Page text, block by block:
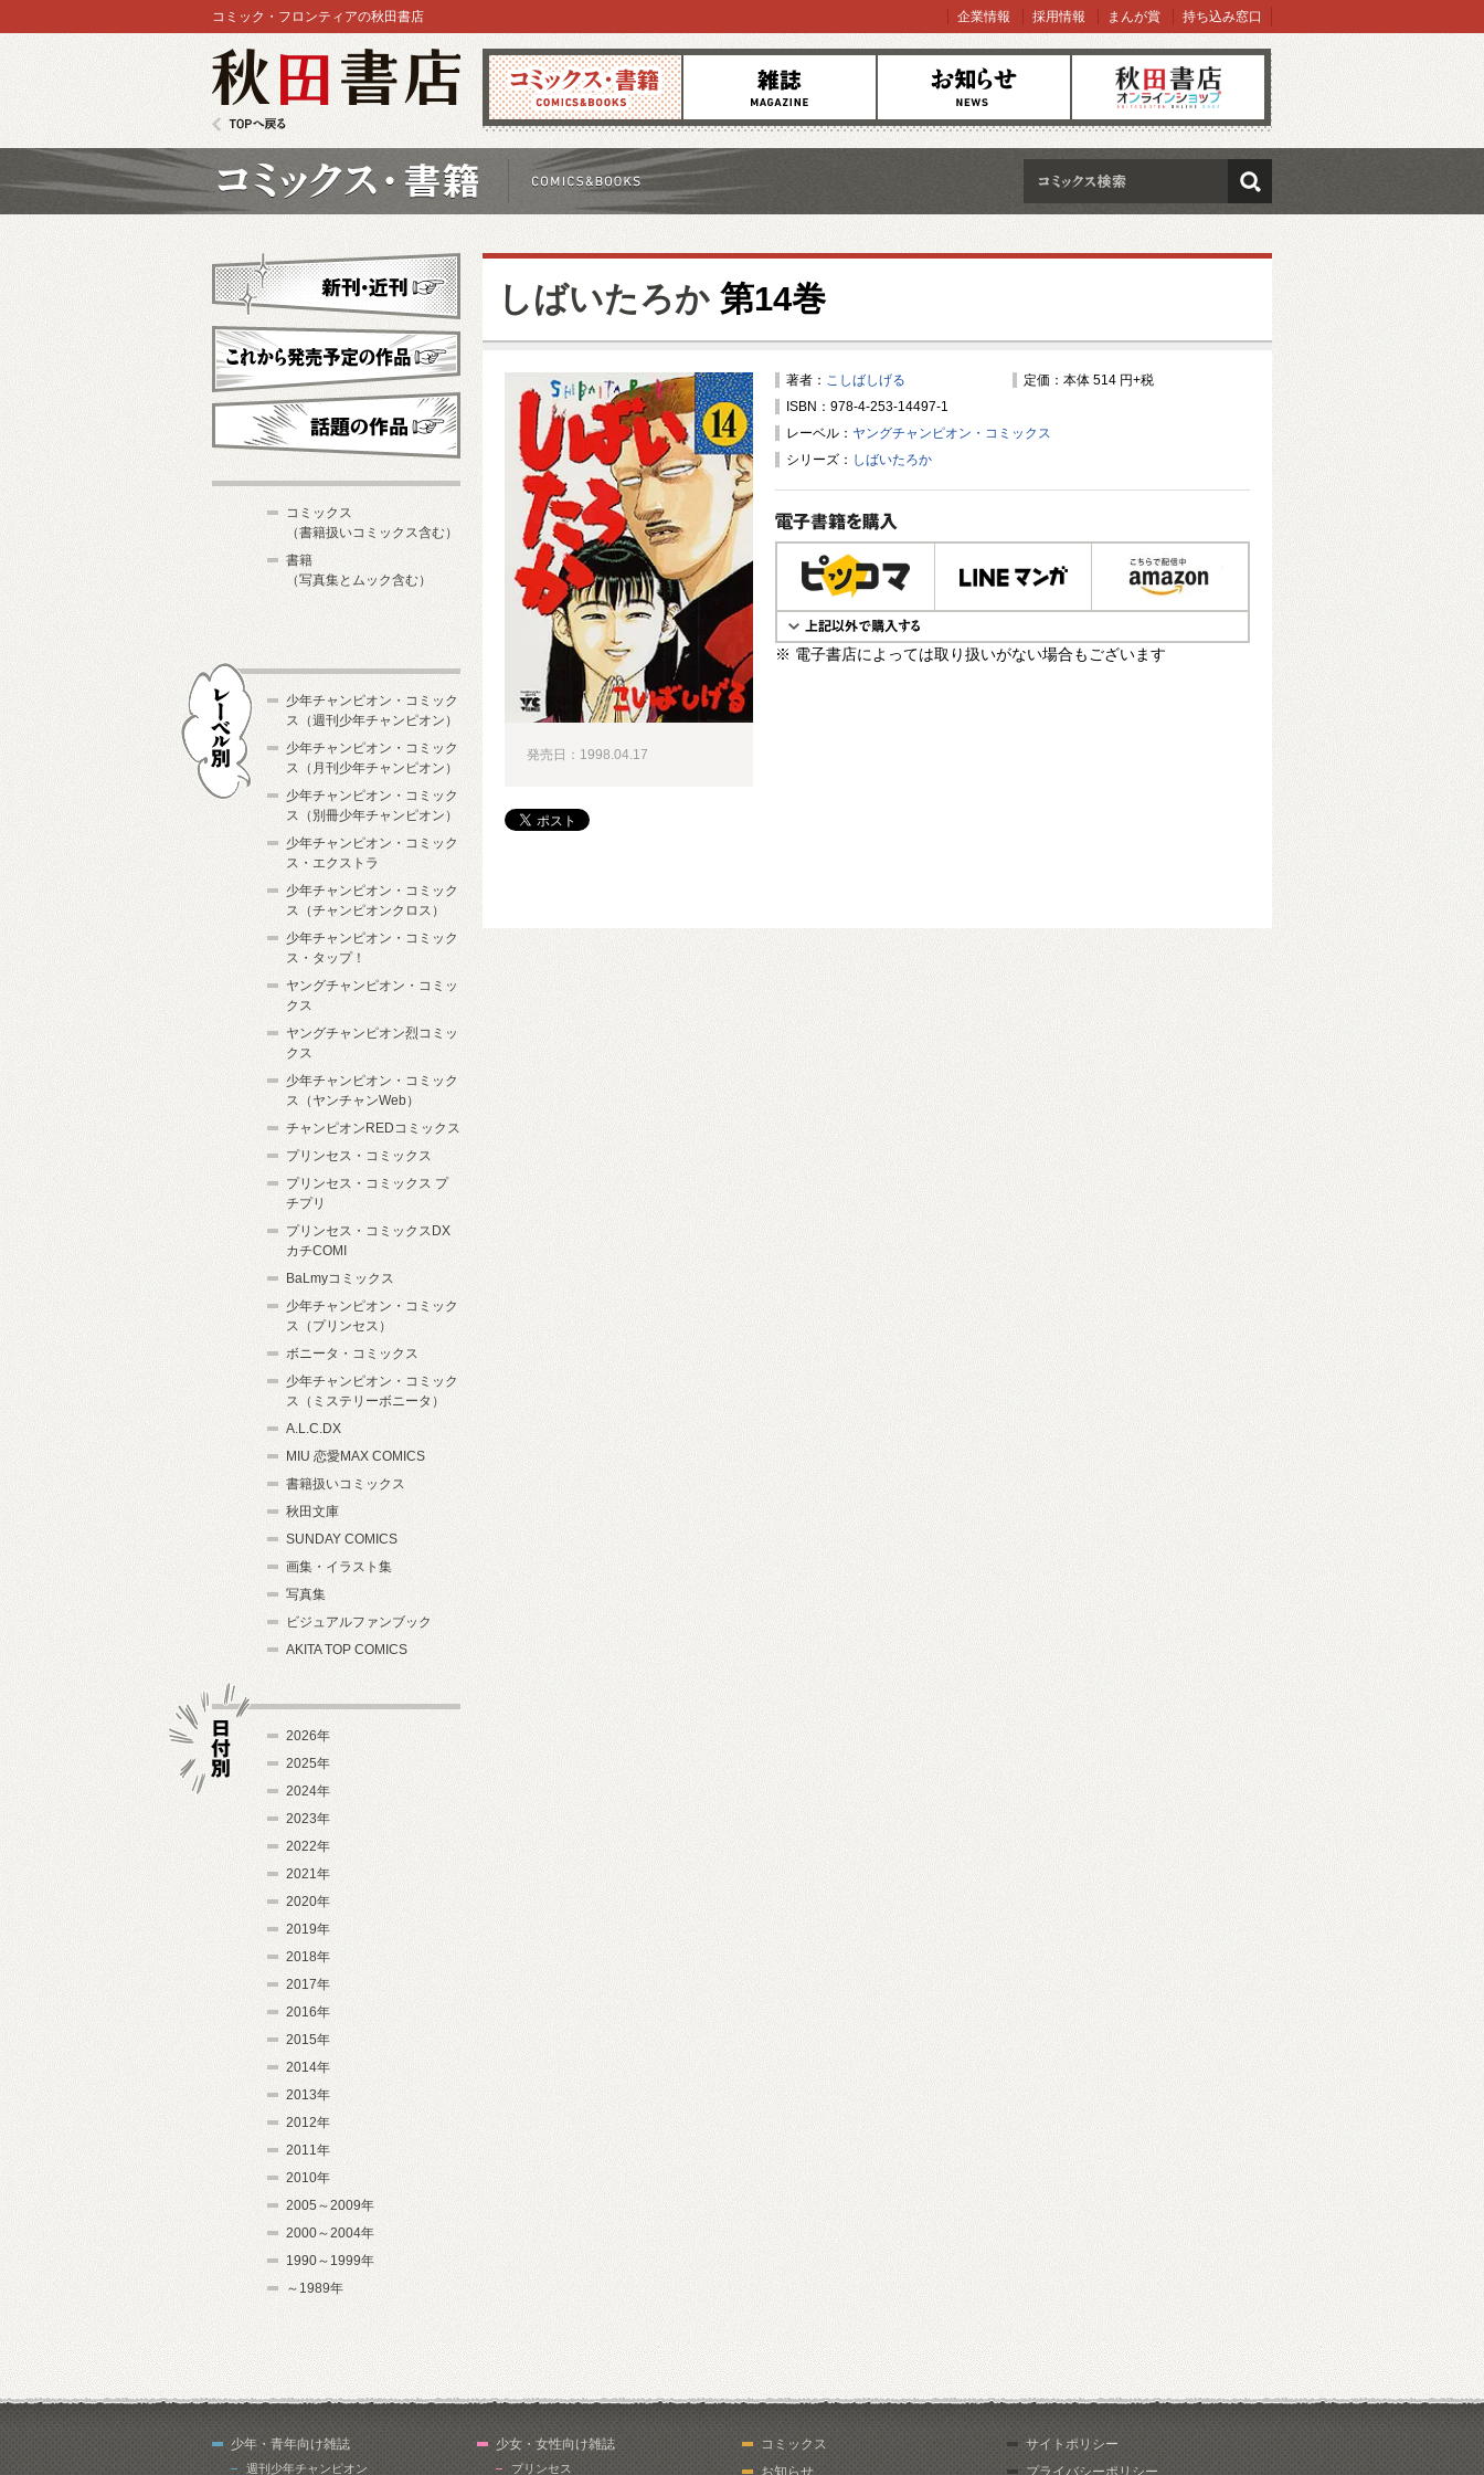
コミックス 雑誌 お知らせ オンラインショップ
コミック・フロンティアの秋田書店 企業情報 採用情報 まんが賞 持ち込み窓口
検索
しばいたろか 第14巻
著者： こしばしげる
定価：本体 514 円+税
ISBN：978-4-253-14497-1
レーベル： ヤングチャンピオン・コミックス
シリーズ： しばいたろか
電子書籍で購入
※ 電子書店によっては取り扱いがない場合もございます
発売日：1998.04.17
新刊・近刊
これから発売予定
コミックス
（書籍扱いコミックス含む）
書籍
（写真集とムック含む）
少年チャンピオン・コミック
ス（週刊少年チャンピオン）
少年チャンピオン・コミック
ス（月刊少年チャンピオン）
少年チャンピオン・コミック
ス（別冊少年チャンピオン）
少年チャンピオン・コミック
ス・エクストラ
少年チャンピオン・コミック
ス（チャンピオンクロス）
少年チャンピオン・コミック
ス・タップ！
ヤングチャンピオン・コミッ
クス
ヤングチャンピオン烈コミッ
クス
少年チャンピオン・コミック
ス（ヤンチャンWeb）
チャンピオンREDコミックス
プリンセス・コミックス
プリンセス・コミックス プ
チプリ
プリンセス・コミックスDX
カチCOMI
BaLmyコミックス
少年チャンピオン・コミック
ス（プリンセス）
ボニータ・コミックス
少年チャンピオン・コミック
ス（ミステリーボニータ）
A.L.C.DX
MIU 恋愛MAX COMICS
書籍扱いコミックス
秋田文庫
SUNDAY COMICS
画集・イラスト集
写真集
ビジュアルファンブック
AKITA TOP COMICS
2026年
2025年
2024年
2023年
2022年
2021年
2020年
2019年
2018年
2017年
2016年
2015年
2014年
2013年
2012年
2011年
2010年
2005～2009年
2000～2004年
1990～1999年
～1989年
少年・青年向け雑誌
週刊少年チャンピオン
少女・女性向け雑誌
プリンセス
コミックス
お知らせ
サイトポリシー
プライバシーポリシー